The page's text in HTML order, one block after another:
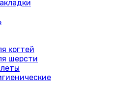
когтей
шерсти